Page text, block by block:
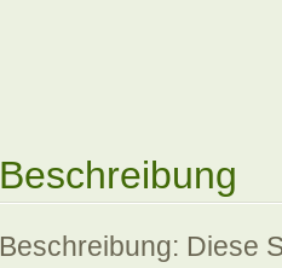
Beschreibung
Beschreibung: Diese